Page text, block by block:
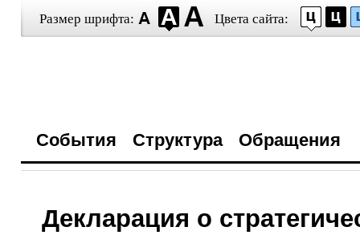
Размер шрифта: Цвета сайта:
События Структура Обращения
Декларация о